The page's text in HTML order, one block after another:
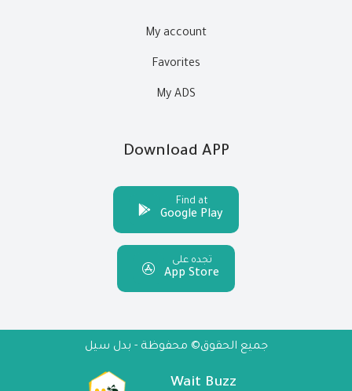
My account
Favorites
My ADS
Download APP
Find at
Google Play
تجده على
App Store
جميع الحقوق© محفوظة - بدل سيل
Wait Buzz